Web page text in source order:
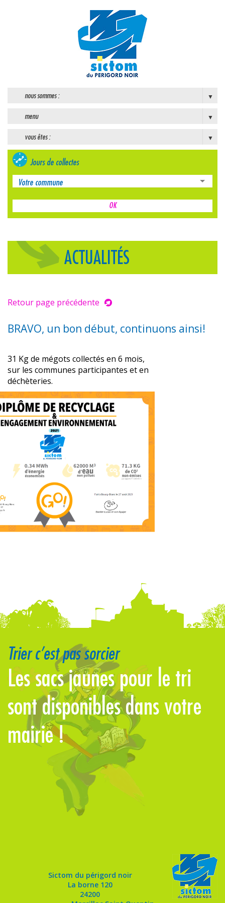
nous sommes :
menu
vous êtes :
Jours de collectes
ACTUALITÉS
Retour page précédente
BRAVO, un bon début, continuons ainsi!
31 Kg de mégots collectés en 6 mois,
sur les communes participantes et en
déchèteries.
Trier c’est pas sorcier
Les sacs jaunes pour le tri
sont disponibles dans votre
mairie !
Sictom du périgord noir
La borne 120
24200